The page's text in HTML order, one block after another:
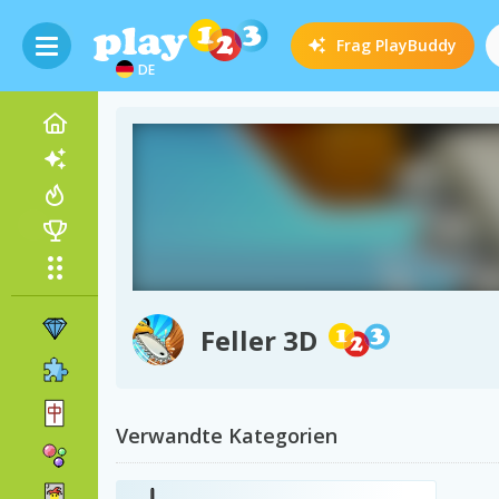
DE
Frag PlayBuddy
Feller 3D
Verwandte Kategorien